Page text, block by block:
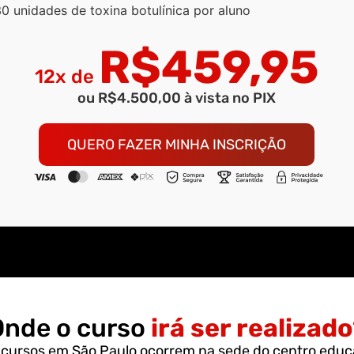
unidades de toxina botulínica por aluno
12x de R$459,95
ou R$4.500,00 à vista no PIX
QUERO FAZER MINHA INSCRIÇÃO
o curso irá ser